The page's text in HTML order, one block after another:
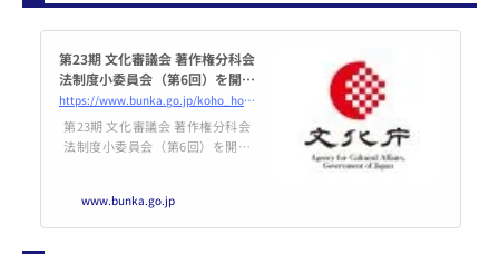
第23期 文化審議会 著作権分科会
法制度小委員会（第6回）を開催
します | 文化庁
https://www.bunka.go.jp/koho_hodo_oshirase/hodohappyo/93985401.html
第23期 文化審議会 著作権分科会
法制度小委員会（第6回）を開催
www.bunka.go.jp